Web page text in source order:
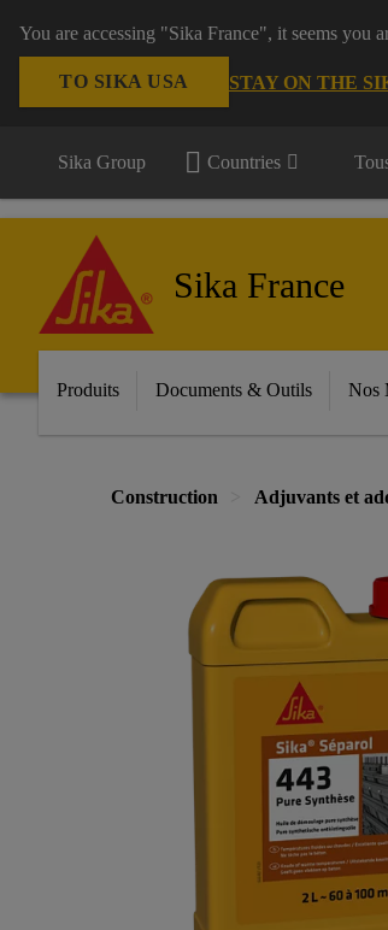
You are accessing "Sika France", it seems you
TO SIKA USA STAY ON THE
Sika Group Countries
Sika France
Produits Documents & Outils Nos
Construction Adjuvants et